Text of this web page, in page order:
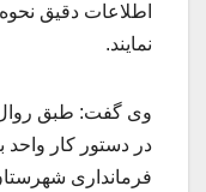
اطلاعات دقیق
نمایند.
وی گفت: طبق روال
در دستور کار واحد
فرمانداری